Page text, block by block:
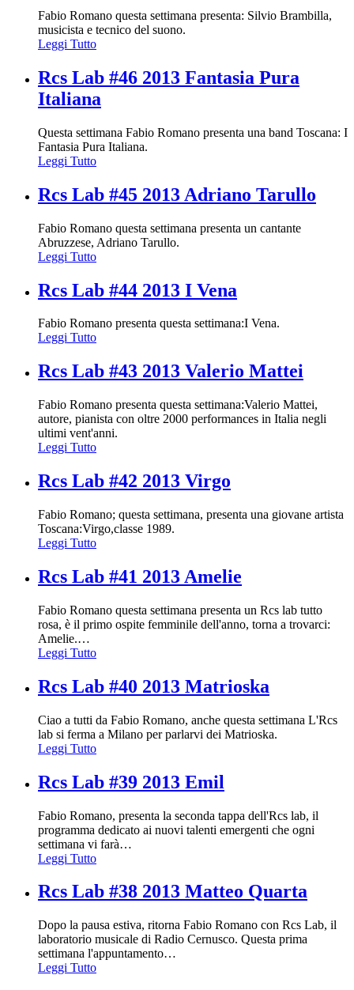
Fabio Romano questa settimana presenta: Silvio Brambilla,
musicista e tecnico del suono.
Leggi Tutto
Rcs Lab #46 2013 Fantasia Pura
Italiana
Questa settimana Fabio Romano presenta una band Toscana: I
Fantasia Pura Italiana.
Leggi Tutto
Rcs Lab #45 2013 Adriano Tarullo
Fabio Romano questa settimana presenta un cantante
Abruzzese, Adriano Tarullo.
Leggi Tutto
Rcs Lab #44 2013 I Vena
Fabio Romano presenta questa settimana:I Vena.
Leggi Tutto
Rcs Lab #43 2013 Valerio Mattei
Fabio Romano presenta questa settimana:Valerio Mattei,
autore, pianista con oltre 2000 performances in Italia negli
ultimi vent'anni.
Leggi Tutto
Rcs Lab #42 2013 Virgo
Fabio Romano; questa settimana, presenta una giovane artista
Toscana:Virgo,classe 1989.
Leggi Tutto
Rcs Lab #41 2013 Amelie
Fabio Romano questa settimana presenta un Rcs lab tutto
rosa, è il primo ospite femminile dell'anno, torna a trovarci:
Amelie.…
Leggi Tutto
Rcs Lab #40 2013 Matrioska
Ciao a tutti da Fabio Romano, anche questa settimana L'Rcs
lab si ferma a Milano per parlarvi dei Matrioska.
Leggi Tutto
Rcs Lab #39 2013 Emil
Fabio Romano, presenta la seconda tappa dell'Rcs lab, il
programma dedicato ai nuovi talenti emergenti che ogni
settimana vi farà…
Leggi Tutto
Rcs Lab #38 2013 Matteo Quarta
Dopo la pausa estiva, ritorna Fabio Romano con Rcs Lab, il
laboratorio musicale di Radio Cernusco. Questa prima
settimana l'appuntamento…
Leggi Tutto